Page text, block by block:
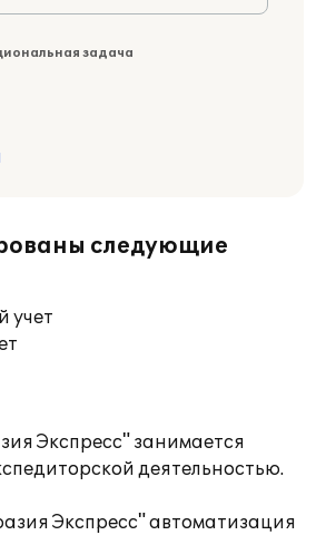
задача
следующие
учет
Экспресс" занимается
деятельностью.
Экспресс" автоматизация